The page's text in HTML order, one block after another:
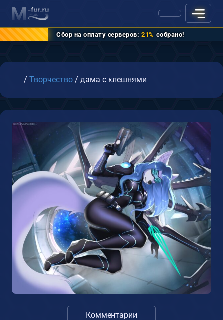
Сбор на оплату серверов: 21% собрано!
Главная
/ Творчество / дама с клешнями
Комментарии